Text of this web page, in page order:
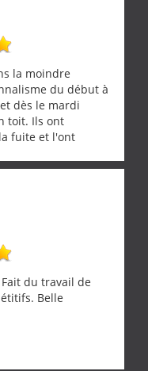
la moindre
du début à
dès le mardi
toit. Ils ont
fuite et l'ont
compétente. C'est
sur des
encore !
du travail de
Belle